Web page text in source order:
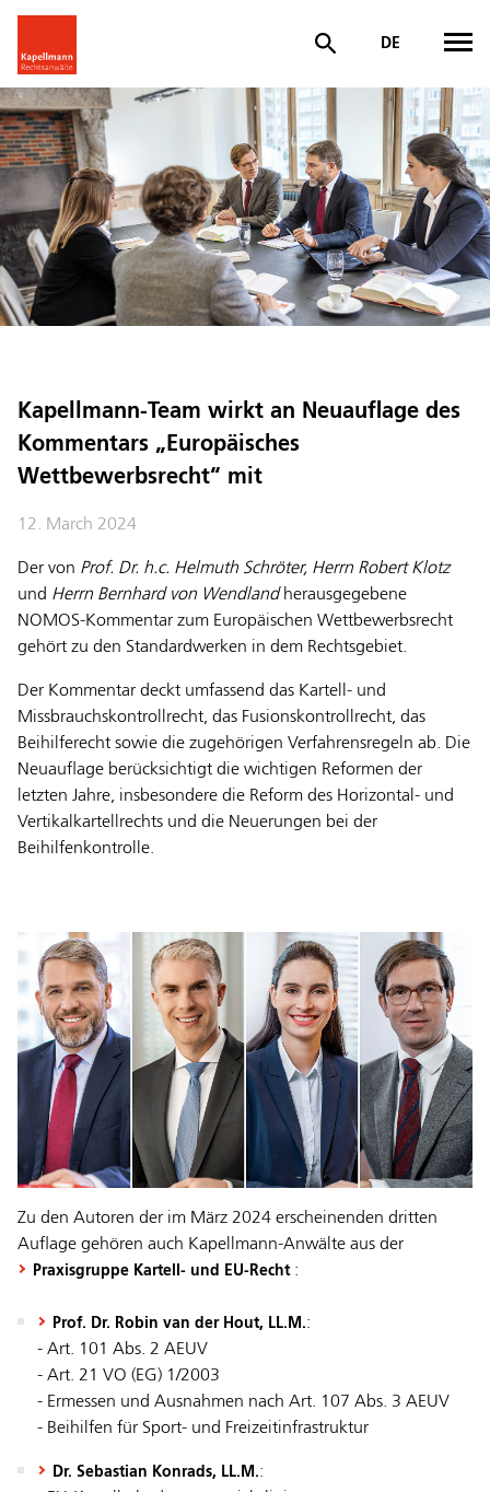
DE
Kapellmann-Team wirkt an Neuauflage des
Kommentars „Europäisches
Wettbewerbsrecht“ mit
12. March 2024
Der von Prof. Dr. h.c. Helmuth Schröter, Herrn Robert Klotz
und Herrn Bernhard von Wendlandherausgegebene
NOMOS-Kommentar zum Europäischen Wettbewerbsrecht
gehört zu den Standardwerken in dem Rechtsgebiet.
Der Kommentar deckt umfassend das Kartell- und
Missbrauchskontrollrecht, das Fusionskontrollrecht, das
Beihilferecht sowie die zugehörigen Verfahrensregeln ab. Die
Neuauflage berücksichtigt die wichtigen Reformen der
letzten Jahre, insbesondere die Reform des Horizontal- und
Vertikalkartellrechts und die Neuerungen bei der
Beihilfenkontrolle.
Zu den Autoren der im März 2024 erscheinenden dritten
Auflage gehören auch Kapellmann-Anwälte aus der
Praxisgruppe Kartell- und EU-Recht:
Prof. Dr. Robin van der Hout, LL.M.:
- Art. 101 Abs. 2 AEUV
- Art. 21 VO (EG) 1/2003
- Ermessen und Ausnahmen nach Art. 107 Abs. 3 AEUV
- Beihilfen für Sport- und Freizeitinfrastruktur
Dr. Sebastian Konrads, LL.M.: